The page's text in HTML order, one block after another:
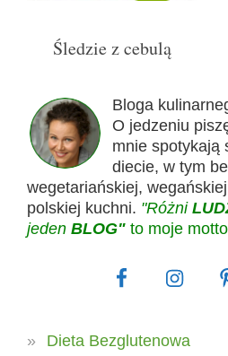
Śledzie z cebulą
Bloga
O jedzeniu
mnie spotykają
diecie, w tym
wegetariańskiej,
polskiej kuchni. "Różni
jeden BLOG" to moje
Dieta Bezglutenowa